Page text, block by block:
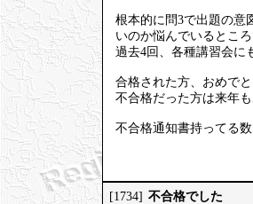
根本的に問3で出題の意
いのか悩んでいるところ
過去4回、各種講習会に
合格された方、おめでと
不合格だった方は来年
不合格通知書持ってる
[1734] 不合格でした